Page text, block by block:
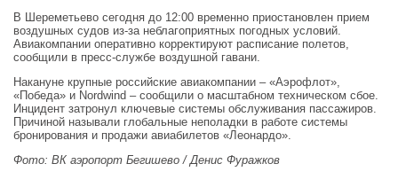
В Шереметьево сегодня до 12:00 временно приостановлен прием
воздушных судов из‑за неблагоприятных погодных условий.
Авиакомпании оперативно корректируют расписание полетов,
сообщили в пресс-службе воздушной гавани.
Накануне крупные российские авиакомпании – «Аэрофлот»,
«Победа» и Nordwind – сообщили о масштабном техническом сбое.
Инцидент затронул ключевые системы обслуживания пассажиров.
Причиной называли глобальные неполадки в работе системы
бронирования и продажи авиабилетов «Леонардо».
Фото: ВК аэропорт Бегишево / Денис Фуражков